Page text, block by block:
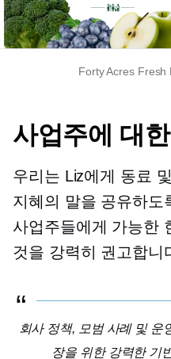
Forty Acres Fresh
사업주에 대
우리는 Liz에게 동료
지혜의 말을 공유하도
사업주들에게 가능한
것을 강력히 권고합니
회사 정책, 모범 사례 및 운
장을 위한 강력한 기